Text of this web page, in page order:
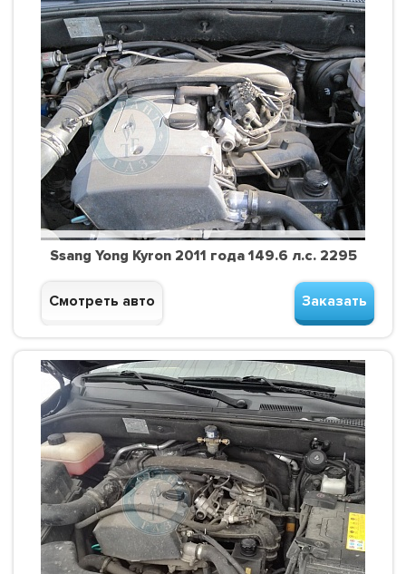
Ssang Yong Kyron 2011 года 149.6 л.с. 2295
Смотреть авто Заказать